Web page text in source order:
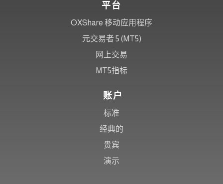
平台
OXShare 移动应用程序
元交易者 5 (MT5)
网上交易
MT5指标
账户
标准
经典的
贵宾
演示